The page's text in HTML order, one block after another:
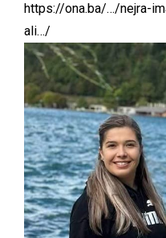
https://ona.ba/…/nejra-
ali…/